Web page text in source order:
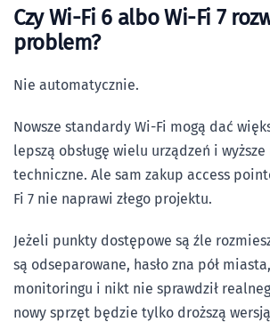
Czy Wi-Fi 6 albo Wi-Fi 7
problem?
Nie automatycznie.
Nowsze standardy Wi-Fi mogą dać
lepszą obsługę wielu urządzeń i
techniczne. Ale sam zakup access
Fi 7 nie naprawi złego projektu.
Jeżeli punkty dostępowe są źle
są odseparowane, hasło zna pół
monitoringu i nikt nie sprawdził
nowy sprzęt będzie tylko droższą